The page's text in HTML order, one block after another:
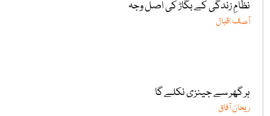
نظامِ زندگی کے بگاڑ کی اصل وجہ
آصف اقبال
ہر گھر سے جینزی نکلے گا
ریحان آفاق